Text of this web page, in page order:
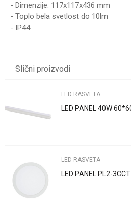
- Dimenzije: 117x117x436 mm
- Toplo bela svetlost do 10lm
- IP44
Poruka
Anti-spam zaštita - izračunajte koliko je 4
Slični proizvodi
LED RASVETA
LED PANEL 40W
LED RASVETA
LED PANEL PL2-3CCT